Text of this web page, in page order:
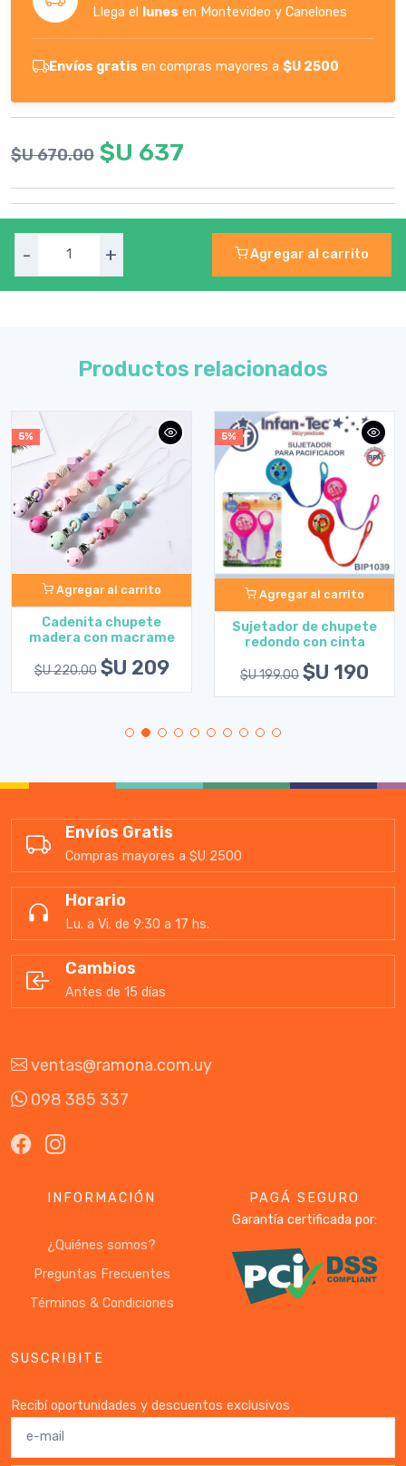
Llega el lunes en Montevideo y Canelones
Envíos gratis en compras mayores a $U 2500
$U 670.00 $U 637
- + Agregar al carrito
Productos relacionados
5%
Agregar al carrito
Cadenita chupete
madera con macrame
$U 220.00 $U 209
5%
Agregar al carrito
Sujetador de chupete
redondo con cinta
$U 199.00 $U 190
Envíos Gratis
Compras mayores a $U 2500
Horario
Lu. a Vi. de 9:30 a 17 hs.
Cambios
Antes de 15 días
ventas@ramona.com.uy
098 385 337
INFORMACIÓN
¿Quiénes somos?
Preguntas Frecuentes
Términos & Condiciones
PAGÁ SEGURO
Garantía certificada por:
SUSCRIBITE
Recibí oportunidades y descuentos exclusivos